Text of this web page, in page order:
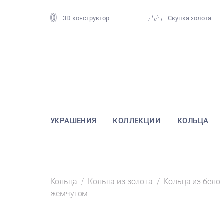
3D конструктор Скупка золота
УКРАШЕНИЯ КОЛЛЕКЦИИ КОЛЬЦА
Кольца / Кольца из золота / Кольца из
жемчугом